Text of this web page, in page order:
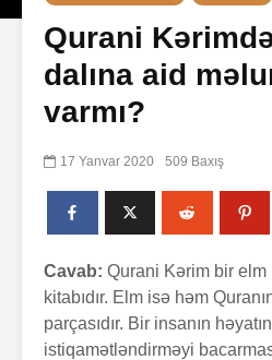
Qurani
dalına aid
varmı?
17 Yanvar 2020 509 Baxış
Cavab: Qurani Kərim bir elm
kitabıdır. Elm isə həm
parçasıdır. Bir insanın
istiqamətləndirməyi